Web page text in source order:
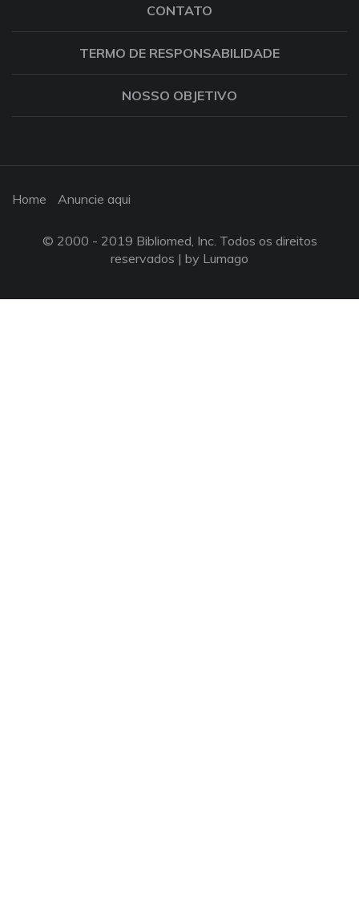
CONTATO
TERMO DE RESPONSABILIDADE
NOSSO OBJETIVO
Home Anuncie aqui
© 2000 - 2019 Bibliomed, Inc. Todos os direitos
reservados | by Lumago